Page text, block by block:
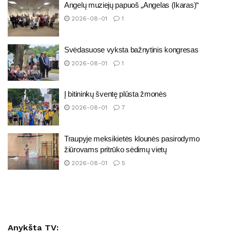
Angelų muziejų papuoš „Angelas (Ikaras)“
2026-08-01 1
Svėdasuose vyksta bažnytinis kongresas
2026-08-01 1
Į bitininkų šventę plūsta žmonės
2026-08-01 7
Traupyje meksikietės klounės pasirodymo
žiūrovams pritrūko sėdimų vietų
2026-08-01 5
Anykšta TV: